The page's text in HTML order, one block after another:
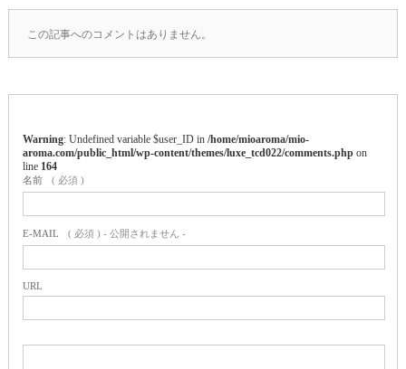
この記事へのコメントはありません。
Warning : Undefined variable $user_ID in /home/mioaroma/mio-
aroma.com/public_html/wp-content/themes/luxe_tcd022/comments.phpon
line 164
名前 ( 必須 )
E-MAIL ( 必須 ) - 公開されません -
URL